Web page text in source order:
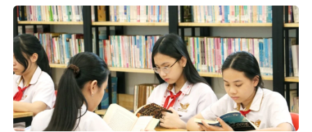
nghệ lõi và công nghệ chiến lược, đủ khả năng tham gia sâu vào chuỗi
giá trị toàn cầu; hình thành hệ sinh thái doanh nghiệp công nghệ số
mạnh, bền vững, góp phần thúc đẩy tăng trưởng kinh tế hai con số,
nâng cao vị thế, thương hiệu quốc gia Make in Viet Nam trên thị trường
khu vực và quốc tế.